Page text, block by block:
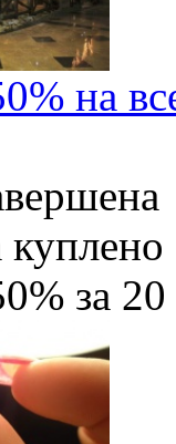
на
за 20